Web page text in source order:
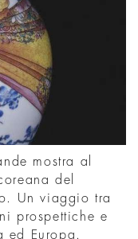
mostra al
del
Un viaggio tra
prospettiche e
ed Europa.